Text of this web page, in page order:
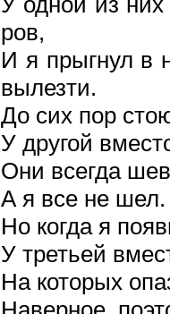
ров,
И я прыгнул в
вылезти.
До сих пор
У другой
Они всегда
А я все не шел.
Но когда я
У третьей
На которых